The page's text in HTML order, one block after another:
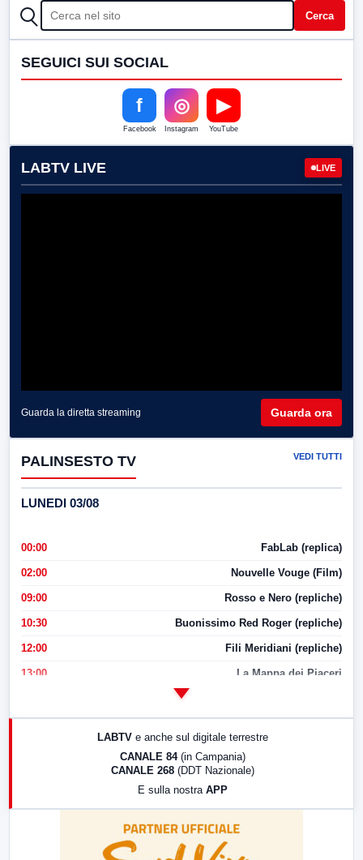
CERCA Cerca
SEGUICI SUI SOCIAL
f
Facebook
◎
Instagram
▶
YouTube
LABTV LIVE LIVE
Guarda la diretta streaming Guarda ora
PALINSESTO TV VEDI TUTTI
LUNEDI 03/08
00:00 FabLab (replica)
02:00 Nouvelle Vouge (Film)
09:00 Rosso e Nero (repliche)
10:30 Buonissimo Red Roger (repliche)
12:00 Fili Meridiani (repliche)
13:00 La Mappa dei Piaceri
LABTV e anche sul digitale terrestre
CANALE 84 (in Campania)
CANALE 268 (DDT Nazionale)
E sulla nostra APP